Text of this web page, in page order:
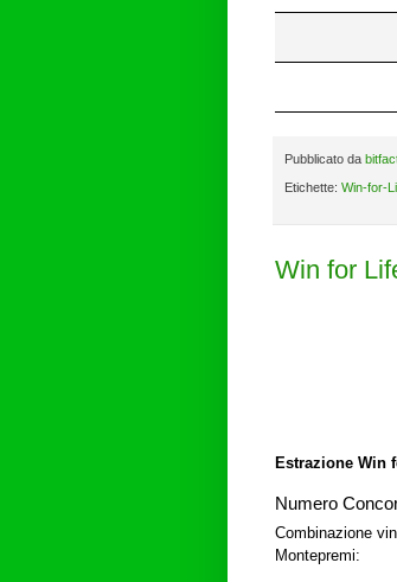
Pubblicato da
Etichette: Win-for-
Win for
Estrazione Win
Numero
Combinazione
Montepremi: